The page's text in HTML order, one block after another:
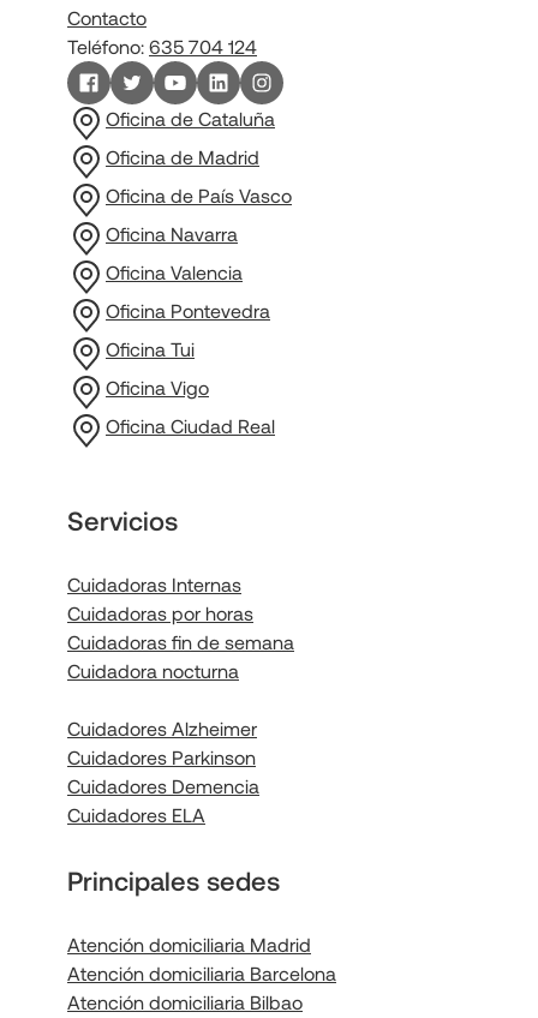
Contacto
Teléfono: 635 704 124
Oficina de Cataluña
Oficina de Madrid
Oficina de País Vasco
Oficina Navarra
Oficina Valencia
Oficina Pontevedra
Oficina Tui
Oficina Vigo
Oficina Ciudad Real
Servicios
Cuidadoras Internas
Cuidadoras por horas
Cuidadoras fin de semana
Cuidadora nocturna
Cuidadores Alzheimer
Cuidadores Parkinson
Cuidadores Demencia
Cuidadores ELA
Principales sedes
Atención domiciliaria Madrid
Atención domiciliaria Barcelona
Atención domiciliaria Bilbao